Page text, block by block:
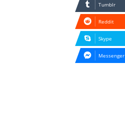
Tumblr
Reddit
Skype
Messenger